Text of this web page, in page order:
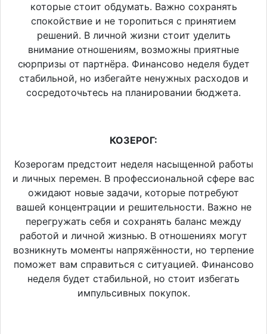
которые стоит обдумать. Важно сохранять
спокойствие и не торопиться с принятием
решений. В личной жизни стоит уделить
внимание отношениям, возможны приятные
сюрпризы от партнёра. Финансово неделя будет
стабильной, но избегайте ненужных расходов и
сосредоточьтесь на планировании бюджета.
КОЗЕРОГ:
Козерогам предстоит неделя насыщенной работы
и личных перемен. В профессиональной сфере вас
ожидают новые задачи, которые потребуют
вашей концентрации и решительности. Важно не
перегружать себя и сохранять баланс между
работой и личной жизнью. В отношениях могут
возникнуть моменты напряжённости, но терпение
поможет вам справиться с ситуацией. Финансово
неделя будет стабильной, но стоит избегать
импульсивных покупок.